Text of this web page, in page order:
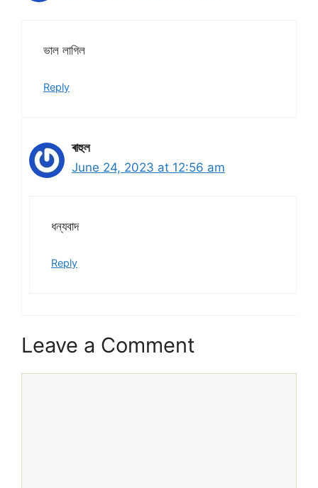
ভাল লাগিল
Reply
ৰাহুল
June 24, 2023 at 12:56 am
ধন্যবাদ
Reply
Leave a Comment